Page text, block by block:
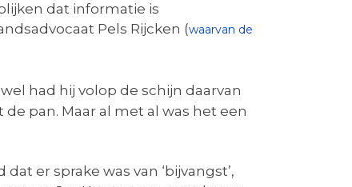
dat informatie is
Pels Rijcken (waarvan de
had hij volop de schijn daarvan
pan. Maar al met al was het een
er sprake was van ‘bijvangst’,